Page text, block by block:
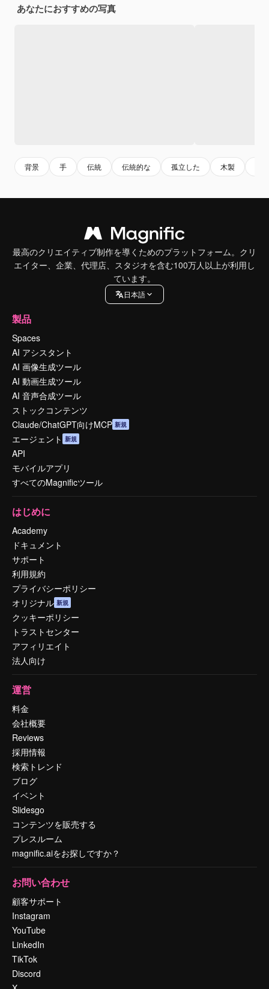
あなたにおすすめの写真
背景 手 伝統 伝統的な 孤立した 木製
最高のクリエイティブ制作を導くためのプラットフォーム。クリ
エイター、企業、代理店、スタジオを含む100万人以上が利用し
ています。
日本語
製品
Spaces
AI アシスタント
AI 画像生成ツール
AI 動画生成ツール
AI 音声合成ツール
ストックコンテンツ
Claude/ChatGPT向けMCP 新規
エージェント 新規
API
モバイルアプリ
すべてのMagnificツール
はじめに
Academy
ドキュメント
サポート
利用規約
プライバシーポリシー
オリジナル 新規
クッキーポリシー
トラストセンター
アフィリエイト
法人向け
運営
料金
会社概要
Reviews
採用情報
検索トレンド
ブログ
イベント
Slidesgo
コンテンツを販売する
プレスルーム
magnific.aiをお探しですか？
お問い合わせ
顧客サポート
Instagram
YouTube
LinkedIn
TikTok
Discord